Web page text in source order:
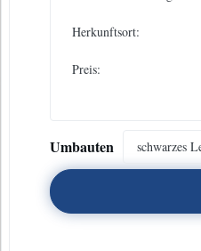
Herkunftsort:
Preis:
Umbauten schwarzes